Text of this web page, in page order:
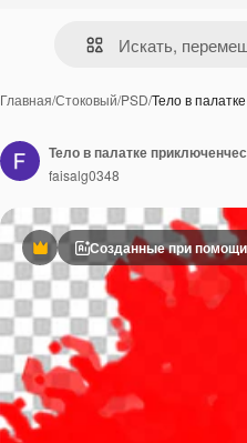
Главная/Стоковый/PSD/Тело в
ПремиумСозданные при
Тело в палатке
faisalg0348